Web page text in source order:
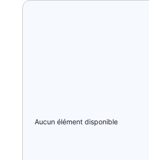
Aucun élément disponible